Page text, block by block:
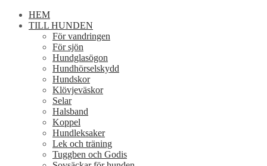
HEM
TILL HUNDEN
För vandringen
För sjön
Hundglasögon
Hundhörselskydd
Hundskor
Klövjeväskor
Selar
Halsband
Koppel
Hundleksaker
Lek och träning
Tuggben och Godis